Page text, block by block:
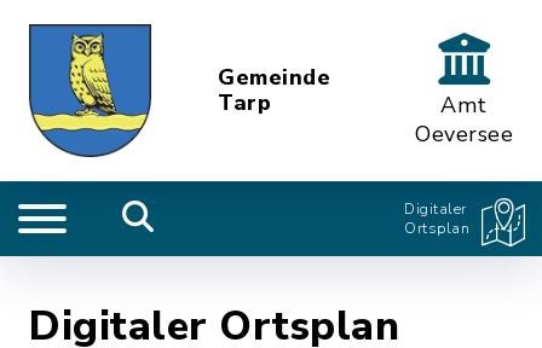
Gemeinde
Tarp
Amt
Oeversee
Digitaler
Ortsplan
Digitaler Ortsplan